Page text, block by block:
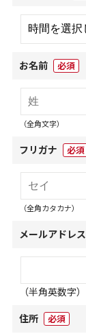
お名前 必須
（全角文字）
フリガナ 必須
（全角カタカナ）
メールアドレス
（半角英数字）
住所
必須